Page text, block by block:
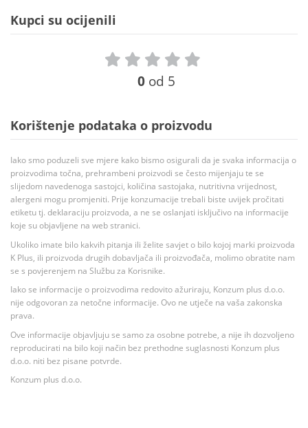
Kupci su ocijenili
0 od 5
Korištenje podataka o proizvodu
Iako smo poduzeli sve mjere kako bismo osigurali da je svaka informacija o
proizvodima točna, prehrambeni proizvodi se često mijenjaju te se
slijedom navedenoga sastojci, količina sastojaka, nutritivna vrijednost,
alergeni mogu promjeniti. Prije konzumacije trebali biste uvijek pročitati
etiketu tj. deklaraciju proizvoda, a ne se oslanjati isključivo na informacije
koje su objavljene na web stranici.
Ukoliko imate bilo kakvih pitanja ili želite savjet o bilo kojoj marki proizvoda
K Plus, ili proizvoda drugih dobavljača ili proizvođača, molimo obratite nam
se s povjerenjem na Službu za Korisnike.
Iako se informacije o proizvodima redovito ažuriraju, Konzum plus d.o.o.
nije odgovoran za netočne informacije. Ovo ne utječe na vaša zakonska
prava.
Ove informacije objavljuju se samo za osobne potrebe, a nije ih dozvoljeno
reproducirati na bilo koji način bez prethodne suglasnosti Konzum plus
d.o.o. niti bez pisane potvrde.
Konzum plus d.o.o.